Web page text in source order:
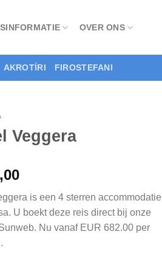
OVER ONS
AKROTÍRI FIROSTEFANI
Veggera
is een 4 sterren accommodatie
U boekt deze reis direct bij onze
Nu vanaf EUR 682.00 per